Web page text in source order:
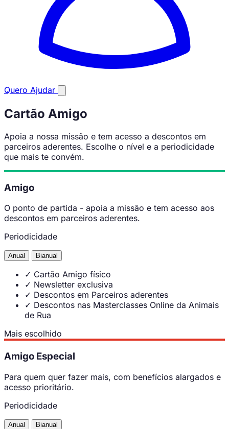
Quero Ajudar
Cartão Amigo
Apoia a nossa missão e tem acesso a descontos em
parceiros aderentes. Escolhe o nível e a periodicidade
que mais te convém.
Amigo
O ponto de partida - apoia a missão e tem acesso aos
descontos em parceiros aderentes.
Periodicidade
Anual Bianual
✓ Cartão Amigo físico
✓ Newsletter exclusiva
✓ Descontos em Parceiros aderentes
✓ Descontos nas Masterclasses Online da Animais
de Rua
Mais escolhido
Amigo Especial
Para quem quer fazer mais, com benefícios alargados e
acesso prioritário.
Periodicidade
Anual Bianual